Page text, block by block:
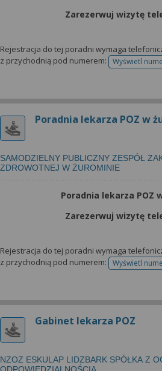
Zarezerwuj wizytę
Rejestracja do tej poradni wymaga
z przychodnią pod numerem:
Wyświetl
Poradnia lekarza POZ w
SAMODZIELNY PUBLICZNY ZESPÓŁ
ZDROWOTNEJ W ŻUROMINIE
Poradnia lekarza POZ
Zarezerwuj wizytę
Rejestracja do tej poradni wymaga
z przychodnią pod numerem:
Wyświetl
Gabinet lekarza POZ
NZOZ ESKULAP LIDZBARK SPÓŁKA Z